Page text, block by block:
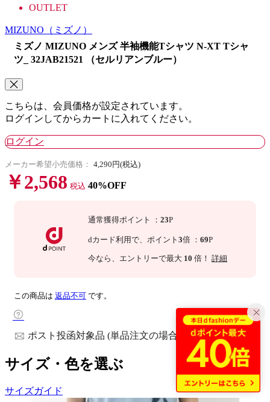
OUTLET
MIZUNO （ミズノ）
ミズノ MIZUNO メンズ 半袖機能Tシャツ N-XT Tシャ
ツ_ 32JAB21521 （セルリアンブルー）
こちらは、会員価格が設定されています。
ログインしてからカートに入れてください。
ログイン
メーカー希望小売価格： 4,290円(税込)
￥2,568 税込 40%OFF
通常獲得ポイント ：23P
dカード利用で、 ポイント3倍 ：69P
今なら 、エントリーで最大 10 倍！詳細
この商品は 返品不可 です。
ポスト投函対象品 (単品注文の場合)
サイズ・色を選ぶ
サイズガイド